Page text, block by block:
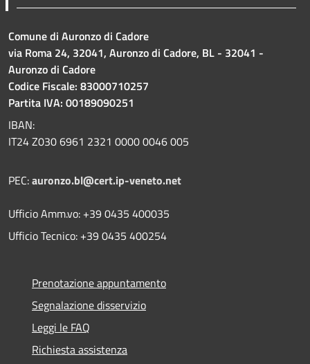
Comune di Auronzo di Cadore
via Roma 24, 32041, Auronzo di Cadore, BL - 32041 -
Auronzo di Cadore
Codice Fiscale: 83000710257
Partita IVA: 00189090251
IBAN:
IT24 Z030 6961 2321 0000 0046 005
PEC:auronzo.bl@cert.ip-veneto.net
Ufficio Amm.vo: +39 0435 400035
Ufficio Tecnico: +39 0435 400254
Prenotazione appuntamento
Segnalazione disservizio
Leggi le FAQ
Richiesta assistenza